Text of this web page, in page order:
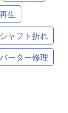
生
シャフト折れ
ーター修理